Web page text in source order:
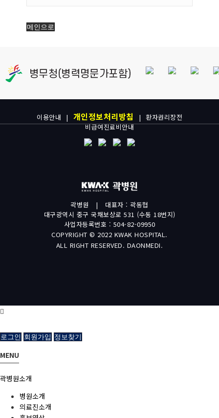
메인으로
이용안내 | 개인정보처리방침 | 환자권리장전
비급여진료비안내
곽병원 |
대표자 : 곽동협
대구광역시 중구 국채보상로 531 (수동 18번지)
사업자등록번호 : 504-82-09950
COPYRIGHT © 2022 KWAK HOSPITAL.
ALL RIGHT RESERVED. DAONMEDI.
로그인 회원가입 정보찾기
MENU
곽병원소개
병원소개
의료진소개